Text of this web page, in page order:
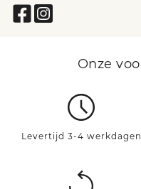
Onze
Levertijd 3-4 werkdagen